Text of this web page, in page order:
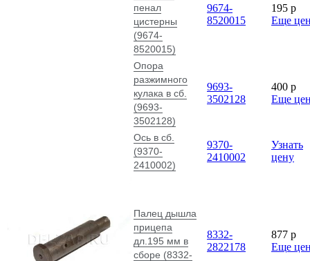
пенал
цистерны
(9674-
8520015)
9674-
8520015
195 p
Еще
Опора
разжимного
кулака в сб.
(9693-
3502128)
9693-
3502128
400 p
Еще
Ось в сб.
(9370-
2410002)
9370-
2410002
Узнать
цену
Палец дышла
прицепа
дл.195 мм в
сборе (8332-
8332-
2822178
877 p
Еще